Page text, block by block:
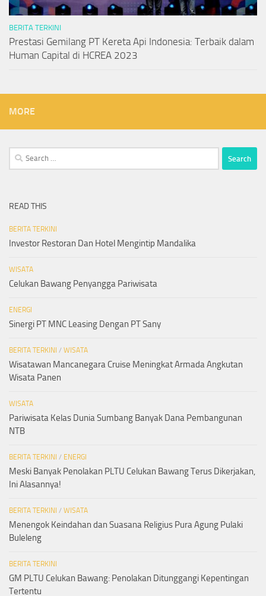
BERITA TERKINI
Prestasi Gemilang PT Kereta Api Indonesia: Terbaik dalam
Human Capital di HCREA 2023
MORE
Search
for:
READ THIS
BERITA TERKINI
Investor Restoran Dan Hotel Mengintip Mandalika
WISATA
Celukan Bawang Penyangga Pariwisata
ENERGI
Sinergi PT MNC Leasing Dengan PT Sany
BERITA TERKINI / WISATA
Wisatawan Mancanegara Cruise Meningkat Armada Angkutan
Wisata Panen
WISATA
Pariwisata Kelas Dunia Sumbang Banyak Dana Pembangunan
NTB
BERITA TERKINI / ENERGI
Meski Banyak Penolakan PLTU Celukan Bawang Terus Dikerjakan,
Ini Alasannya!
BERITA TERKINI / WISATA
Menengok Keindahan dan Suasana Religius Pura Agung Pulaki
Buleleng
BERITA TERKINI
GM PLTU Celukan Bawang: Penolakan Ditunggangi Kepentingan
Tertentu